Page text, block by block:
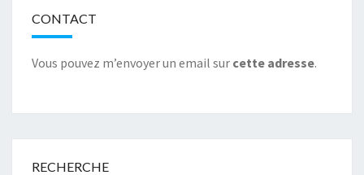
k
CONTACT
Vous pouvez m’envoyer un email sur cette adresse.
RECHERCHE